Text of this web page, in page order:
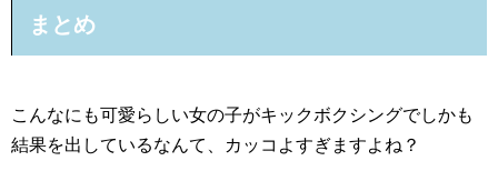
まとめ
こんなにも可愛らしい女の子がキックボクシングでしかも
結果を出しているなんて、カッコよすぎますよね？